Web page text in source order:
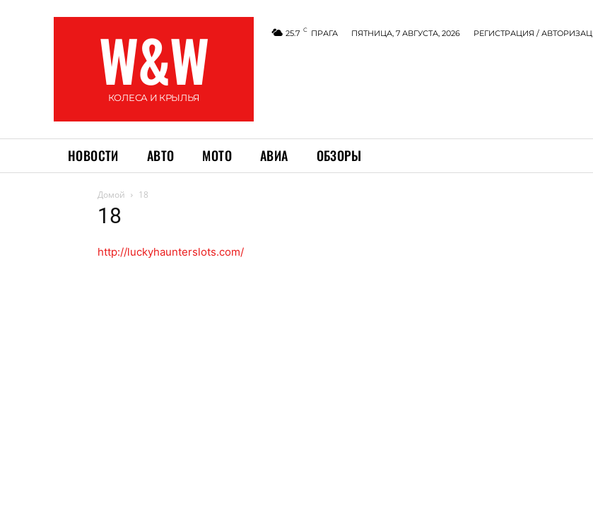
W&W
КОЛЕСА И КРЫЛЬЯ
25.7 C ПРАГА ПЯТНИЦА, 7 АВГУСТА, 2026 РЕГИСТРАЦИЯ /
НОВОСТИ АВТО МОТО АВИА ОБЗОРЫ
Домой 18
18
http://luckyhaunterslots.com/